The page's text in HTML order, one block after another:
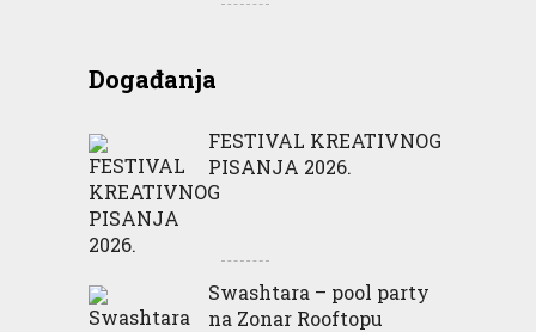
Događanja
FESTIVAL KREATIVNOG
PISANJA 2026.
Swashtara – pool party
na Zonar Rooftopu